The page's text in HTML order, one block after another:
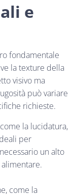
e
fondamentale
la texture della
visivo ma
può variare
richieste.
la lucidatura,
per
un alto
come la